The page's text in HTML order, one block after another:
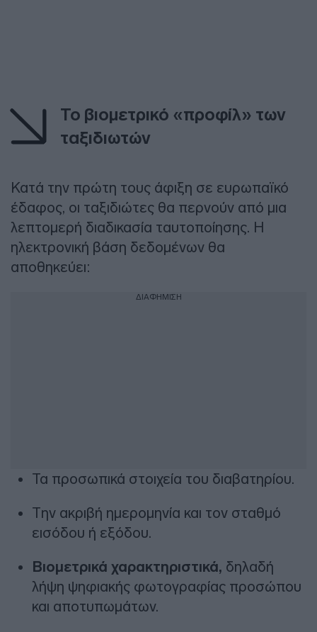
Το βιομετρικό «προφίλ» των
ταξιδιωτών
Κατά την πρώτη τους άφιξη σε ευρωπαϊκό
έδαφος, οι ταξιδιώτες θα περνούν από μια
λεπτομερή διαδικασία ταυτοποίησης. Η
ηλεκτρονική βάση δεδομένων θα
αποθηκεύει:
ΔΙΑΦΗΜΙΣΗ
Τα προσωπικά στοιχεία του διαβατηρίου.
Την ακριβή ημερομηνία και τον σταθμό
εισόδου ή εξόδου.
Βιομετρικά χαρακτηριστικά, δηλαδή
λήψη ψηφιακής φωτογραφίας προσώπου
και αποτυπωμάτων.